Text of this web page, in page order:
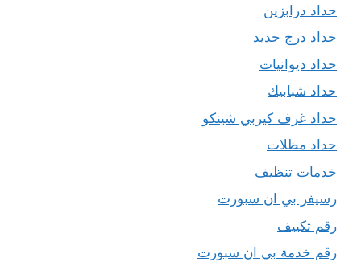
حداد درابزين
حداد درج حديد
حداد ديوانيات
حداد شبابيك
حداد غرف كيربي شينكو
حداد مظلات
خدمات تنظيف
رسيفر بي ان سبورت
رقم تكييف
رقم خدمة بي ان سبورت